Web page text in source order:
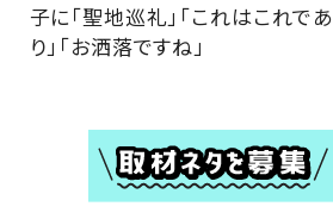
子に「聖地巡礼」「これはこれであ
り」「お洒落ですね」